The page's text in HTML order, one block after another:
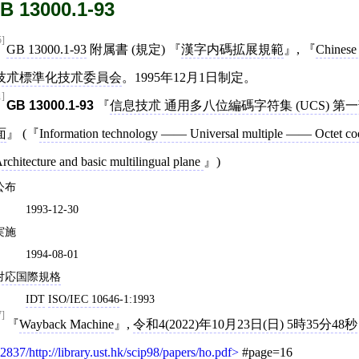
13000.1-93
GB 13000.1-93 附属書 (規定) 漢字内碼拡展規範 ,
朮標準化技朮委員会。1995年12月1日制定。
GB 13000.1‐93 信息技朮 通用多八位編碼字符集 (UCS) 第
( Information technology —— Universal multiple —— Octet
and basic multilingual plane )
布
1993-12-30
施
1994-08-01
応国際規格
IDT ISO/IEC 10646‐1:1993
Wayback Machine , 令和4(2022)年10月23日(日) 5時35分48秒
http://library.ust.hk/scip98/papers/ho.pdf #page=16